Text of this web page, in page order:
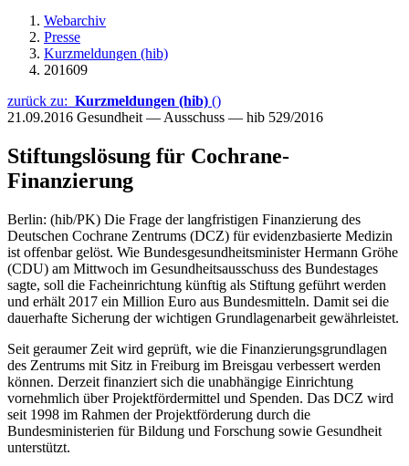
Webarchiv
Presse
Kurzmeldungen (hib)
201609
zurück zu: Kurzmeldungen (hib) ()
21.09.2016 Gesundheit — Ausschuss — hib 529/2016
Stiftungslösung für Cochrane-
Finanzierung
Berlin: (hib/PK) Die Frage der langfristigen Finanzierung des
Deutschen Cochrane Zentrums (DCZ) für evidenzbasierte Medizin
ist offenbar gelöst. Wie Bundesgesundheitsminister Hermann Gröhe
(CDU) am Mittwoch im Gesundheitsausschuss des Bundestages
sagte, soll die Facheinrichtung künftig als Stiftung geführt werden
und erhält 2017 ein Million Euro aus Bundesmitteln. Damit sei die
dauerhafte Sicherung der wichtigen Grundlagenarbeit gewährleistet.
Seit geraumer Zeit wird geprüft, wie die Finanzierungsgrundlagen
des Zentrums mit Sitz in Freiburg im Breisgau verbessert werden
können. Derzeit finanziert sich die unabhängige Einrichtung
vornehmlich über Projektfördermittel und Spenden. Das DCZ wird
seit 1998 im Rahmen der Projektförderung durch die
Bundesministerien für Bildung und Forschung sowie Gesundheit
unterstützt.